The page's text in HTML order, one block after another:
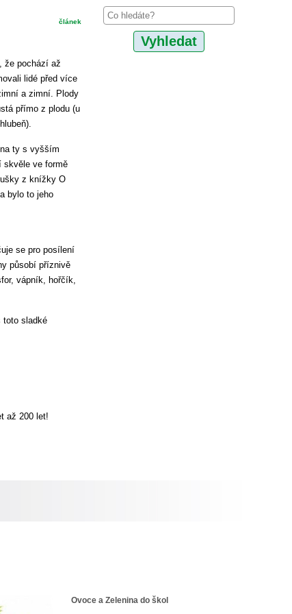
článek
že pochází až
lidé před více
a zimní. Plody
přímo z plodu (u
ty s vyšším
skvěle ve formě
z knížky O
bylo to jeho
se pro posílení
působí příznivě
vápník, hořčík,
toto sladké
až 200 let!
Ovoce a Zelenina do škol